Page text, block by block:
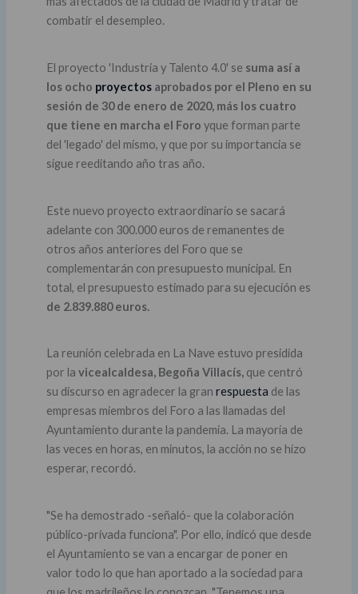
combatir el desempleo.
El proyecto 'Industria y Talento 4.0' se suma así a
los ocho proyectosaprobados por el Pleno en su
sesión de 30 de enero de 2020, más los cuatro
que tiene en marcha el Foro yque forman parte
del 'legado' del mismo, y que por su importancia se
sigue reeditando año tras año.
Este nuevo proyecto extraordinario se sacará
adelante con 300.000 euros de remanentes de
otros años anteriores del Foro que se
complementarán con presupuesto municipal. En
total, el presupuesto estimado para su ejecución es
de 2.839.880 euros.
La reunión celebrada en La Nave estuvo presidida
por la vicealcaldesa, Begoña Villacís,que centró
su discurso en agradecer la gran respuesta de las
empresas miembros del Foro a las llamadas del
Ayuntamiento durante la pandemia. La mayoría de
las veces en horas, en minutos, la acción no se hizo
esperar, recordó.
"Se ha demostrado -señaló- que la colaboración
público-privada funciona". Por ello, indicó que desde
el Ayuntamiento se van a encargar de poner en
valor todo lo que han aportado a la sociedad para